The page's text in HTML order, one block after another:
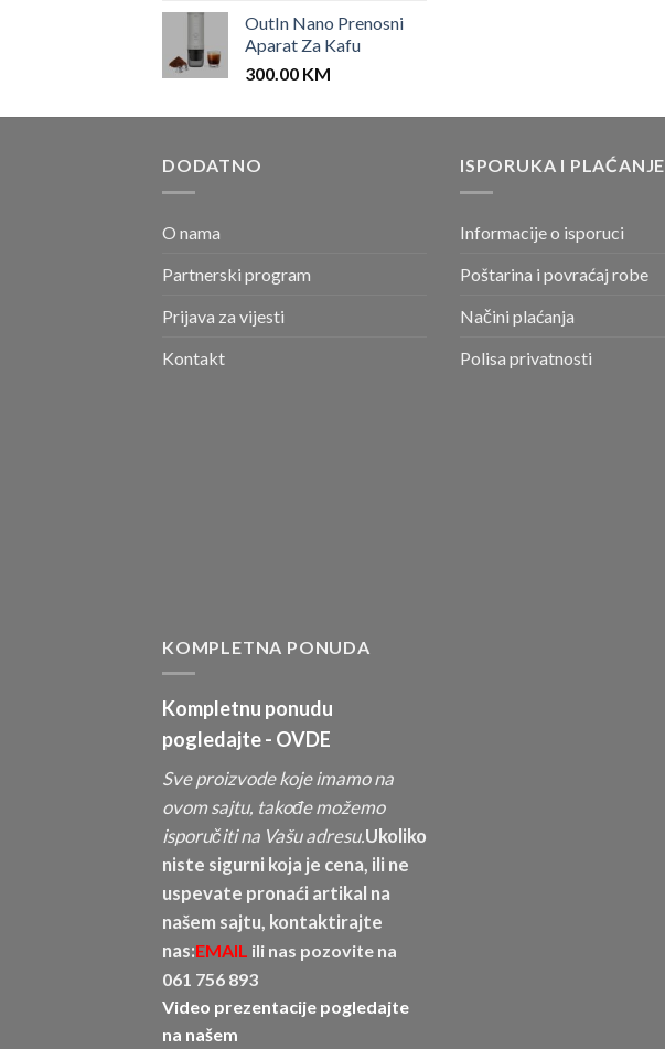
OutIn Nano Prenosni
Aparat Za Kafu
300.00 KM
DODATNO
O nama
Partnerski program
Prijava za vijesti
Kontakt
ISPORUKA I PLAĆANJE
Informacije o isporuci
Poštarina i povraćaj robe
Načini plaćanja
Polisa privatnosti
KOMPLETNA PONUDA
Kompletnu ponudu
pogledajte - OVDE
Sve proizvode koje imamo na
ovom sajtu, takođe možemo
isporučiti na Vašu adresu.Ukoliko
niste sigurni koja je cena, ili ne
uspevate pronaći artikal na
našem sajtu, kontaktirajte
nas:EMAIL ili nas pozovite na
061 756 893
Video prezentacije pogledajte
na našem